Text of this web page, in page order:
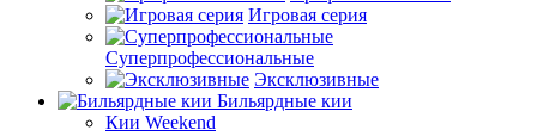
Игровая серия
Суперпрофессиональные
Эксклюзивные
Бильярдные кии
Кии Weekend